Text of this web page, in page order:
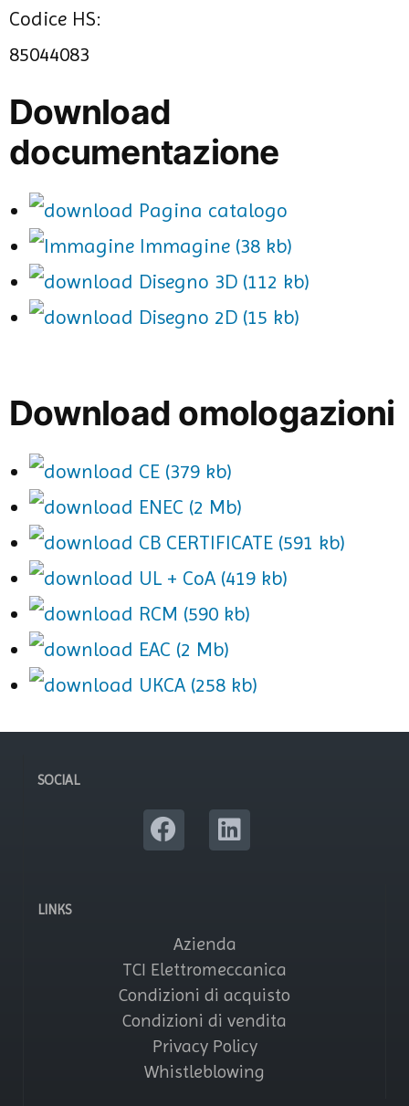
Codice HS:
85044083
Download
documentazione
Pagina catalogo
Immagine (38 kb)
Disegno 3D (112 kb)
Disegno 2D (15 kb)
Download omologazioni
CE (379 kb)
ENEC (2 Mb)
CB CERTIFICATE (591 kb)
UL + CoA (419 kb)
RCM (590 kb)
EAC (2 Mb)
UKCA (258 kb)
SOCIAL
LINKS
Azienda
TCI Elettromeccanica
Condizioni di acquisto
Condizioni di vendita
Privacy Policy
Whistleblowing